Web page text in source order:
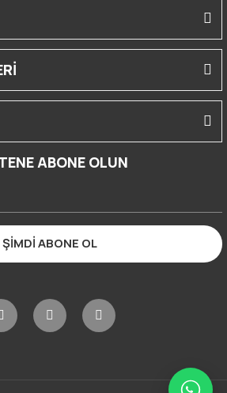
ABONE OLUN
ŞİMDİ ABONE OL